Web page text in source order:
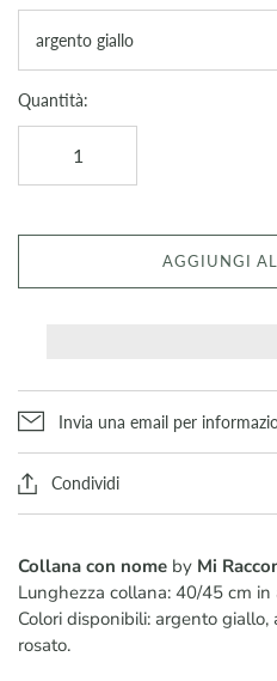
argento giallo
Quantità:
AGGIUNGI
Invia una email per
Condividi
Collana con nome by Mi
Lunghezza collana: 40/45 cm
Colori disponibili: argento
rosato.